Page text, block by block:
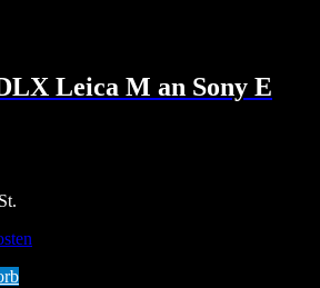
Leica M an Sony E